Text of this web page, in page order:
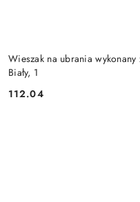
Wieszak na ubrania
Biały, 1
Cena:
112.04